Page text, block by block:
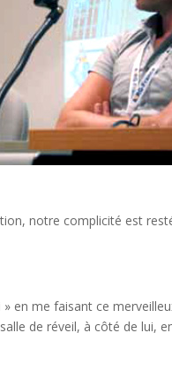
notre complicité est
en me faisant ce
de réveil, à côté de